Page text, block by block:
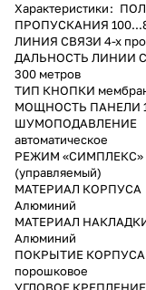
Характеристики:
ПРОПУСКАНИЯ
ЛИНИЯ СВЯЗИ 4-х
ДАЛЬНОСТЬ ЛИНИИ
300 метров
ТИП КНОПКИ
МОЩНОСТЬ ПАНЕЛИ
ШУМОПОДАВЛЕНИЕ
автоматическое
РЕЖИМ «СИМПЛЕКС»
(управляемый)
МАТЕРИАЛ КОРПУСА
Алюминий
МАТЕРИАЛ
Алюминий
ПОКРЫТИЕ КОРПУСА
порошковое